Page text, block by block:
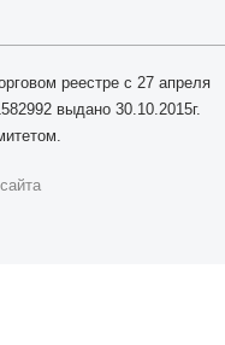
реестре с 27 апреля
выдано 30.10.2015г.